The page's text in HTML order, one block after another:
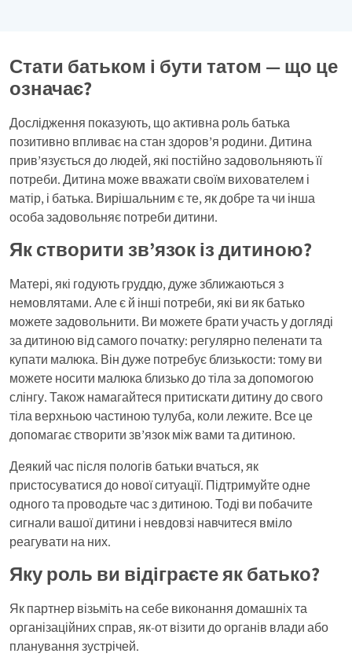
Стати батьком і бути татом — що це
означає?
Дослідження показують, що активна роль батька
позитивно впливає на стан здоров’я родини. Дитина
прив’язується до людей, які постійно задовольняють її
потреби. Дитина може вважати своїм вихователем і
матір, і батька. Вирішальним є те, як добре та чи інша
особа задовольняє потреби дитини.
Як створити зв’язок із дитиною?
Матері, які годують груддю, дуже зближаються з
немовлятами. Але є й інші потреби, які ви як батько
можете задовольнити. Ви можете брати участь у догляді
за дитиною від самого початку: регулярно пеленати та
купати малюка. Він дуже потребує близькости: тому ви
можете носити малюка близько до тіла за допомогою
слінгу. Також намагайтеся притискати дитину до свого
тіла верхньою частиною тулуба, коли лежите. Все це
допомагає створити зв’язок між вами та дитиною.
Деякий час після пологів батьки вчаться, як
пристосуватися до нової ситуації. Підтримуйте одне
одного та проводьте час з дитиною. Тоді ви побачите
сигнали вашої дитини і невдовзі навчитеся вміло
реагувати на них.
Яку роль ви відіграєте як батько?
Як партнер візьміть на себе виконання домашніх та
організаційних справ, як-от візити до органів влади або
планування зустрічей.